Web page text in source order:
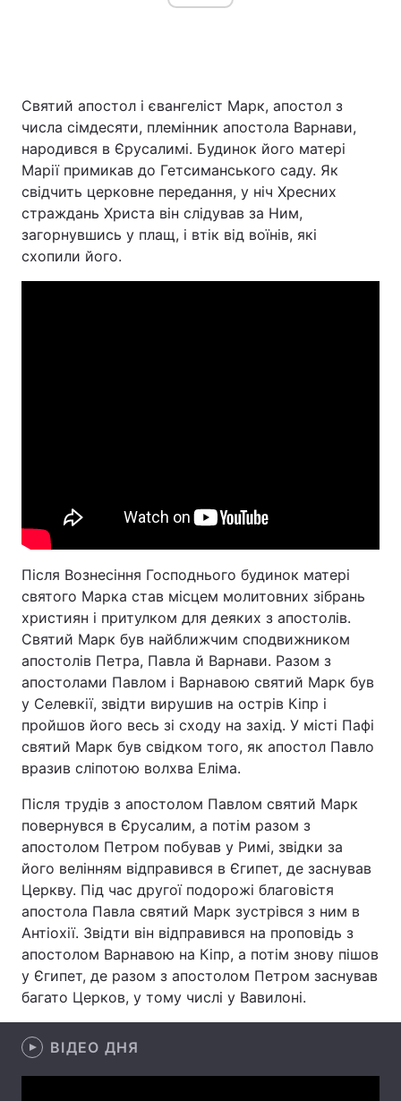
Головна Війна
Україна
Екологія
Лонгріди
Відео з Youtube Статті
Інтерв'ю Думки
Архів Вакансії
Контакти
Тема оформлення
Святий апостол і євангеліст Марк, апостол з
числа сімдесяти, племінник апостола Варнави,
народився в Єрусалимі. Будинок його матері
Марії примикав до Гетсиманського саду. Як
свідчить церковне передання, у ніч Хресних
страждань Христа він слідував за Ним,
загорнувшись у плащ, і втік від воїнів, які
схопили його.
Після Вознесіння Господнього будинок матері
святого Марка став місцем молитовних зібрань
християн і притулком для деяких з апостолів.
Святий Марк був найближчим сподвижником
апостолів Петра, Павла й Варнави. Разом з
апостолами Павлом і Варнавою святий Марк був
у Селевкії, звідти вирушив на острів Кіпр і
пройшов його весь зі сходу на захід. У місті Пафі
святий Марк був свідком того, як апостол Павло
вразив сліпотою волхва Еліма.
Після трудів з апостолом Павлом святий Марк
повернувся в Єрусалим, а потім разом з
апостолом Петром побував у Римі, звідки за
його велінням відправився в Єгипет, де заснував
Церкву. Під час другої подорожі благовістя
апостола Павла святий Марк зустрівся з ним в
Антіохії. Звідти він відправився на проповідь з
апостолом Варнавою на Кіпр, а потім знову пішов
у Єгипет, де разом з апостолом Петром заснував
багато Церков, у тому числі у Вавилоні.
ВІДЕО ДНЯ